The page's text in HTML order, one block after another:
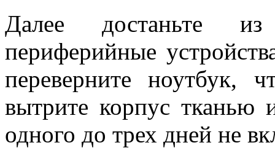
Далее достаньте
периферийные
переверните ноутбук,
вытрите корпус тканью
одного до трех дней не